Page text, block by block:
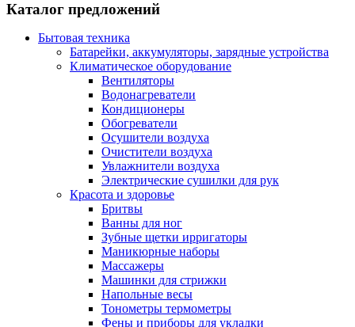
Каталог предложений
Бытовая техника
Батарейки, аккумуляторы, зарядные устройства
Климатическое оборудование
Вентиляторы
Водонагреватели
Кондиционеры
Обогреватели
Осушители воздуха
Очистители воздуха
Увлажнители воздуха
Электрические сушилки для рук
Красота и здоровье
Бритвы
Ванны для ног
Зубные щетки ирригаторы
Маникюрные наборы
Массажеры
Машинки для стрижки
Напольные весы
Тонометры термометры
Фены и приборы для укладки